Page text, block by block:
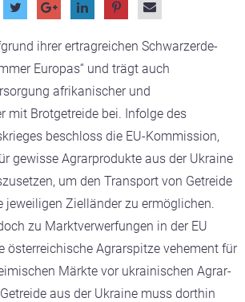
ihrer ertragreichen Schwarzerde-
Europas“ und trägt auch
afrikanischer und
mit Brotgetreide bei. Infolge des
beschloss die EU-Kommission,
gewisse Agrarprodukte aus der Ukraine
um den Transport von Getreide
jeweiligen Zielländer zu ermöglichen.
zu Marktverwerfungen in der EU
österreichische Agrarspitze vehement für
Märkte vor ukrainischen Agrar-
aus der Ukraine muss dorthin